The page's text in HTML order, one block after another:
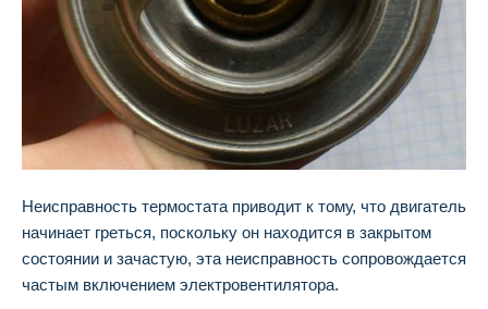
Неисправность термостата приводит к тому, что двигатель
начинает греться, поскольку он находится в закрытом
состоянии и зачастую, эта неисправность сопровождается
частым включением электровентилятора.